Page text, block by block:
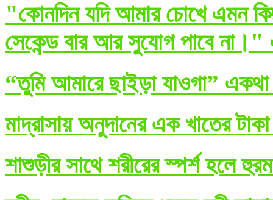
"কোনদিন যদি আমার চোখে এমন
সেকেন্ড বার আর সুযোগ পাবে না।"
“তুমি আমারে ছাইড়া যাওগা” একথা
মাদ্রাসায় অনুদানের এক খাতের
শাশুড়ীর সাথে শরীরের স্পর্শ হলে